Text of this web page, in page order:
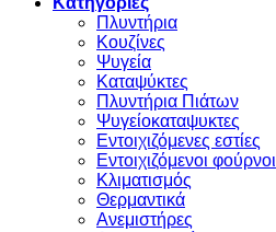
Πλυντήρια
Κουζίνες
Ψυγεία
Καταψύκτες
Πλυντήρια Πιάτων
Ψυγείοκαταψυκτες
Εντοιχιζόμενες εστίες
Εντοιχιζόμενοι φούρνοι
Κλιματισμός
Θερμαντικά
Ανεμιστήρες